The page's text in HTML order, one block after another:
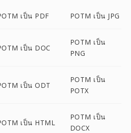
เป็น PDF POTM เป็น JPG
เป็น DOC
POTM เป็น
PNG
เป็น ODT
POTM เป็น
POTX
เป็น HTML
POTM เป็น
DOCX